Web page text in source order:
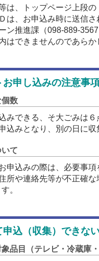
は、トップページ上段
は、お申込み時に送信
ン推進課（098-889-
はできませんのであらか
申し込みの注意事
数
みできる、そ大ごみは６
込みとなり、別の日に
て
申込みの際は、必要事
所や連絡先等が不正確
。
込（収集）できな
品目（テレビ・冷蔵庫・